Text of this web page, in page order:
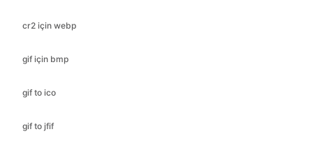
cr2 için webp
gif için bmp
gif to ico
gif to jfif